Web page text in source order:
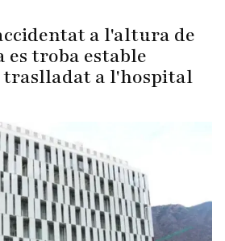
a l'altura de
es troba estable
traslladat a l'hospital